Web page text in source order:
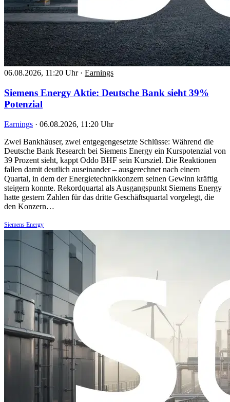
06.08.2026, 11:20 Uhr · Earnings
Siemens Energy Aktie: Deutsche Bank sieht 39%
Potenzial
Earnings · 06.08.2026, 11:20 Uhr
Zwei Bankhäuser, zwei entgegengesetzte Schlüsse: Während die
Deutsche Bank Research bei Siemens Energy ein Kurspotenzial von
39 Prozent sieht, kappt Oddo BHF sein Kursziel. Die Reaktionen
fallen damit deutlich auseinander – ausgerechnet nach einem
Quartal, in dem der Energietechnikkonzern seinen Gewinn kräftig
steigern konnte. Rekordquartal als Ausgangspunkt Siemens Energy
hatte gestern Zahlen für das dritte Geschäftsquartal vorgelegt, die
den Konzern…
Siemens Energy